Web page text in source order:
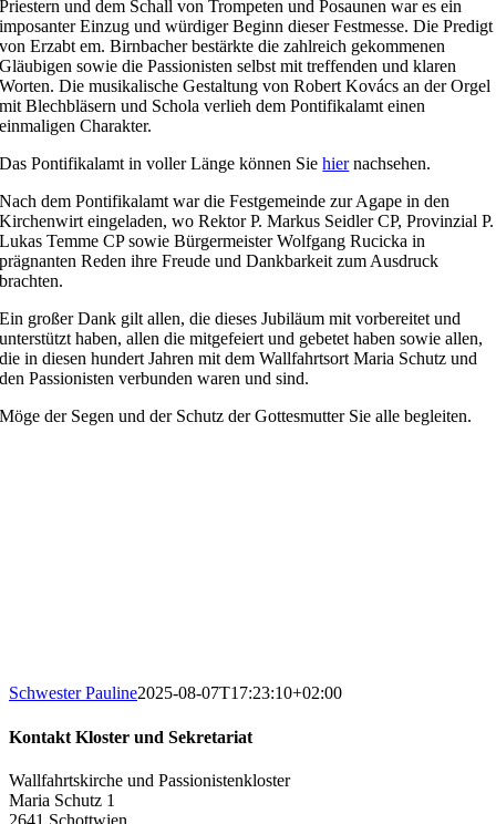
Priestern und dem Schall von Trompeten und Posaunen war es ein
imposanter Einzug und würdiger Beginn dieser Festmesse. Die Predigt
von Erzabt em. Birnbacher bestärkte die zahlreich gekommenen
Gläubigen sowie die Passionisten selbst mit treffenden und klaren
Worten. Die musikalische Gestaltung von Robert Kovács an der Orgel
mit Blechbläsern und Schola verlieh dem Pontifikalamt einen
einmaligen Charakter.
Das Pontifikalamt in voller Länge können Siehiernachsehen.
Nach dem Pontifikalamt war die Festgemeinde zur Agape in den
Kirchenwirt eingeladen, wo Rektor P. Markus Seidler CP, Provinzial P.
Lukas Temme CP sowie Bürgermeister Wolfgang Rucicka in
prägnanten Reden ihre Freude und Dankbarkeit zum Ausdruck
brachten.
Ein großer Dank gilt allen, die dieses Jubiläum mit vorbereitet und
unterstützt haben, allen die mitgefeiert und gebetet haben sowie allen,
die in diesen hundert Jahren mit dem Wallfahrtsort Maria Schutz und
den Passionisten verbunden waren und sind.
Möge der Segen und der Schutz der Gottesmutter Sie alle begleiten.
Schwester Pauline2025-08-07T17:23:10+02:00
Kontakt Kloster und Sekretariat
Wallfahrtskirche und Passionistenkloster
Maria Schutz 1
2641 Schottwien